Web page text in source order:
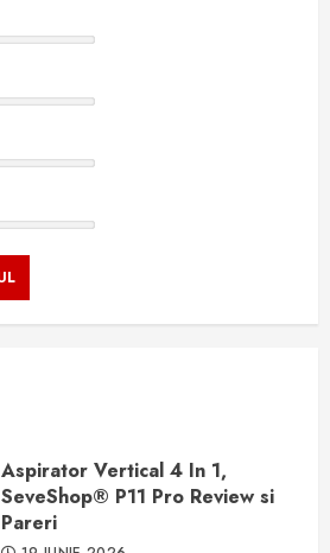
Aspirator Vertical 4 In 1,
SeveShop® P11 Pro Review si
Pareri